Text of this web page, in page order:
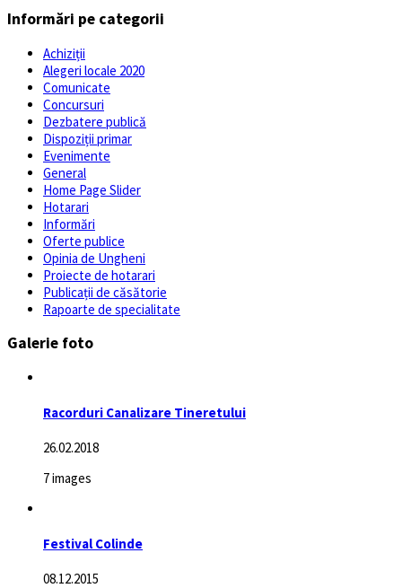
Informări pe categorii
Achiziții
Alegeri locale 2020
Comunicate
Concursuri
Dezbatere publică
Dispoziții primar
Evenimente
General
Home Page Slider
Hotarari
Informări
Oferte publice
Opinia de Ungheni
Proiecte de hotarari
Publicații de căsătorie
Rapoarte de specialitate
Galerie foto
Racorduri Canalizare Tineretului
26.02.2018
7 images
Festival Colinde
08.12.2015